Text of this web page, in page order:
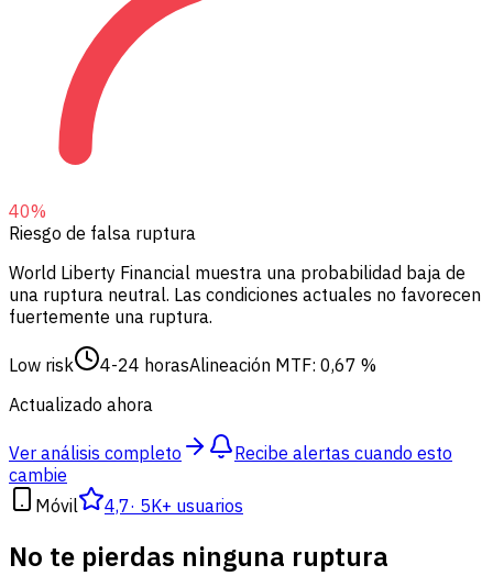
40%
Riesgo de falsa ruptura
World Liberty Financial muestra una probabilidad baja de
una ruptura neutral. Las condiciones actuales no favorecen
fuertemente una ruptura.
Low risk 4-24 horasAlineación MTF: 0,67 %
Actualizado ahora
Ver análisis completo
Recibe alertas cuando esto
cambie
Móvil
4,7· 5K+ usuarios
No te pierdas ninguna ruptura